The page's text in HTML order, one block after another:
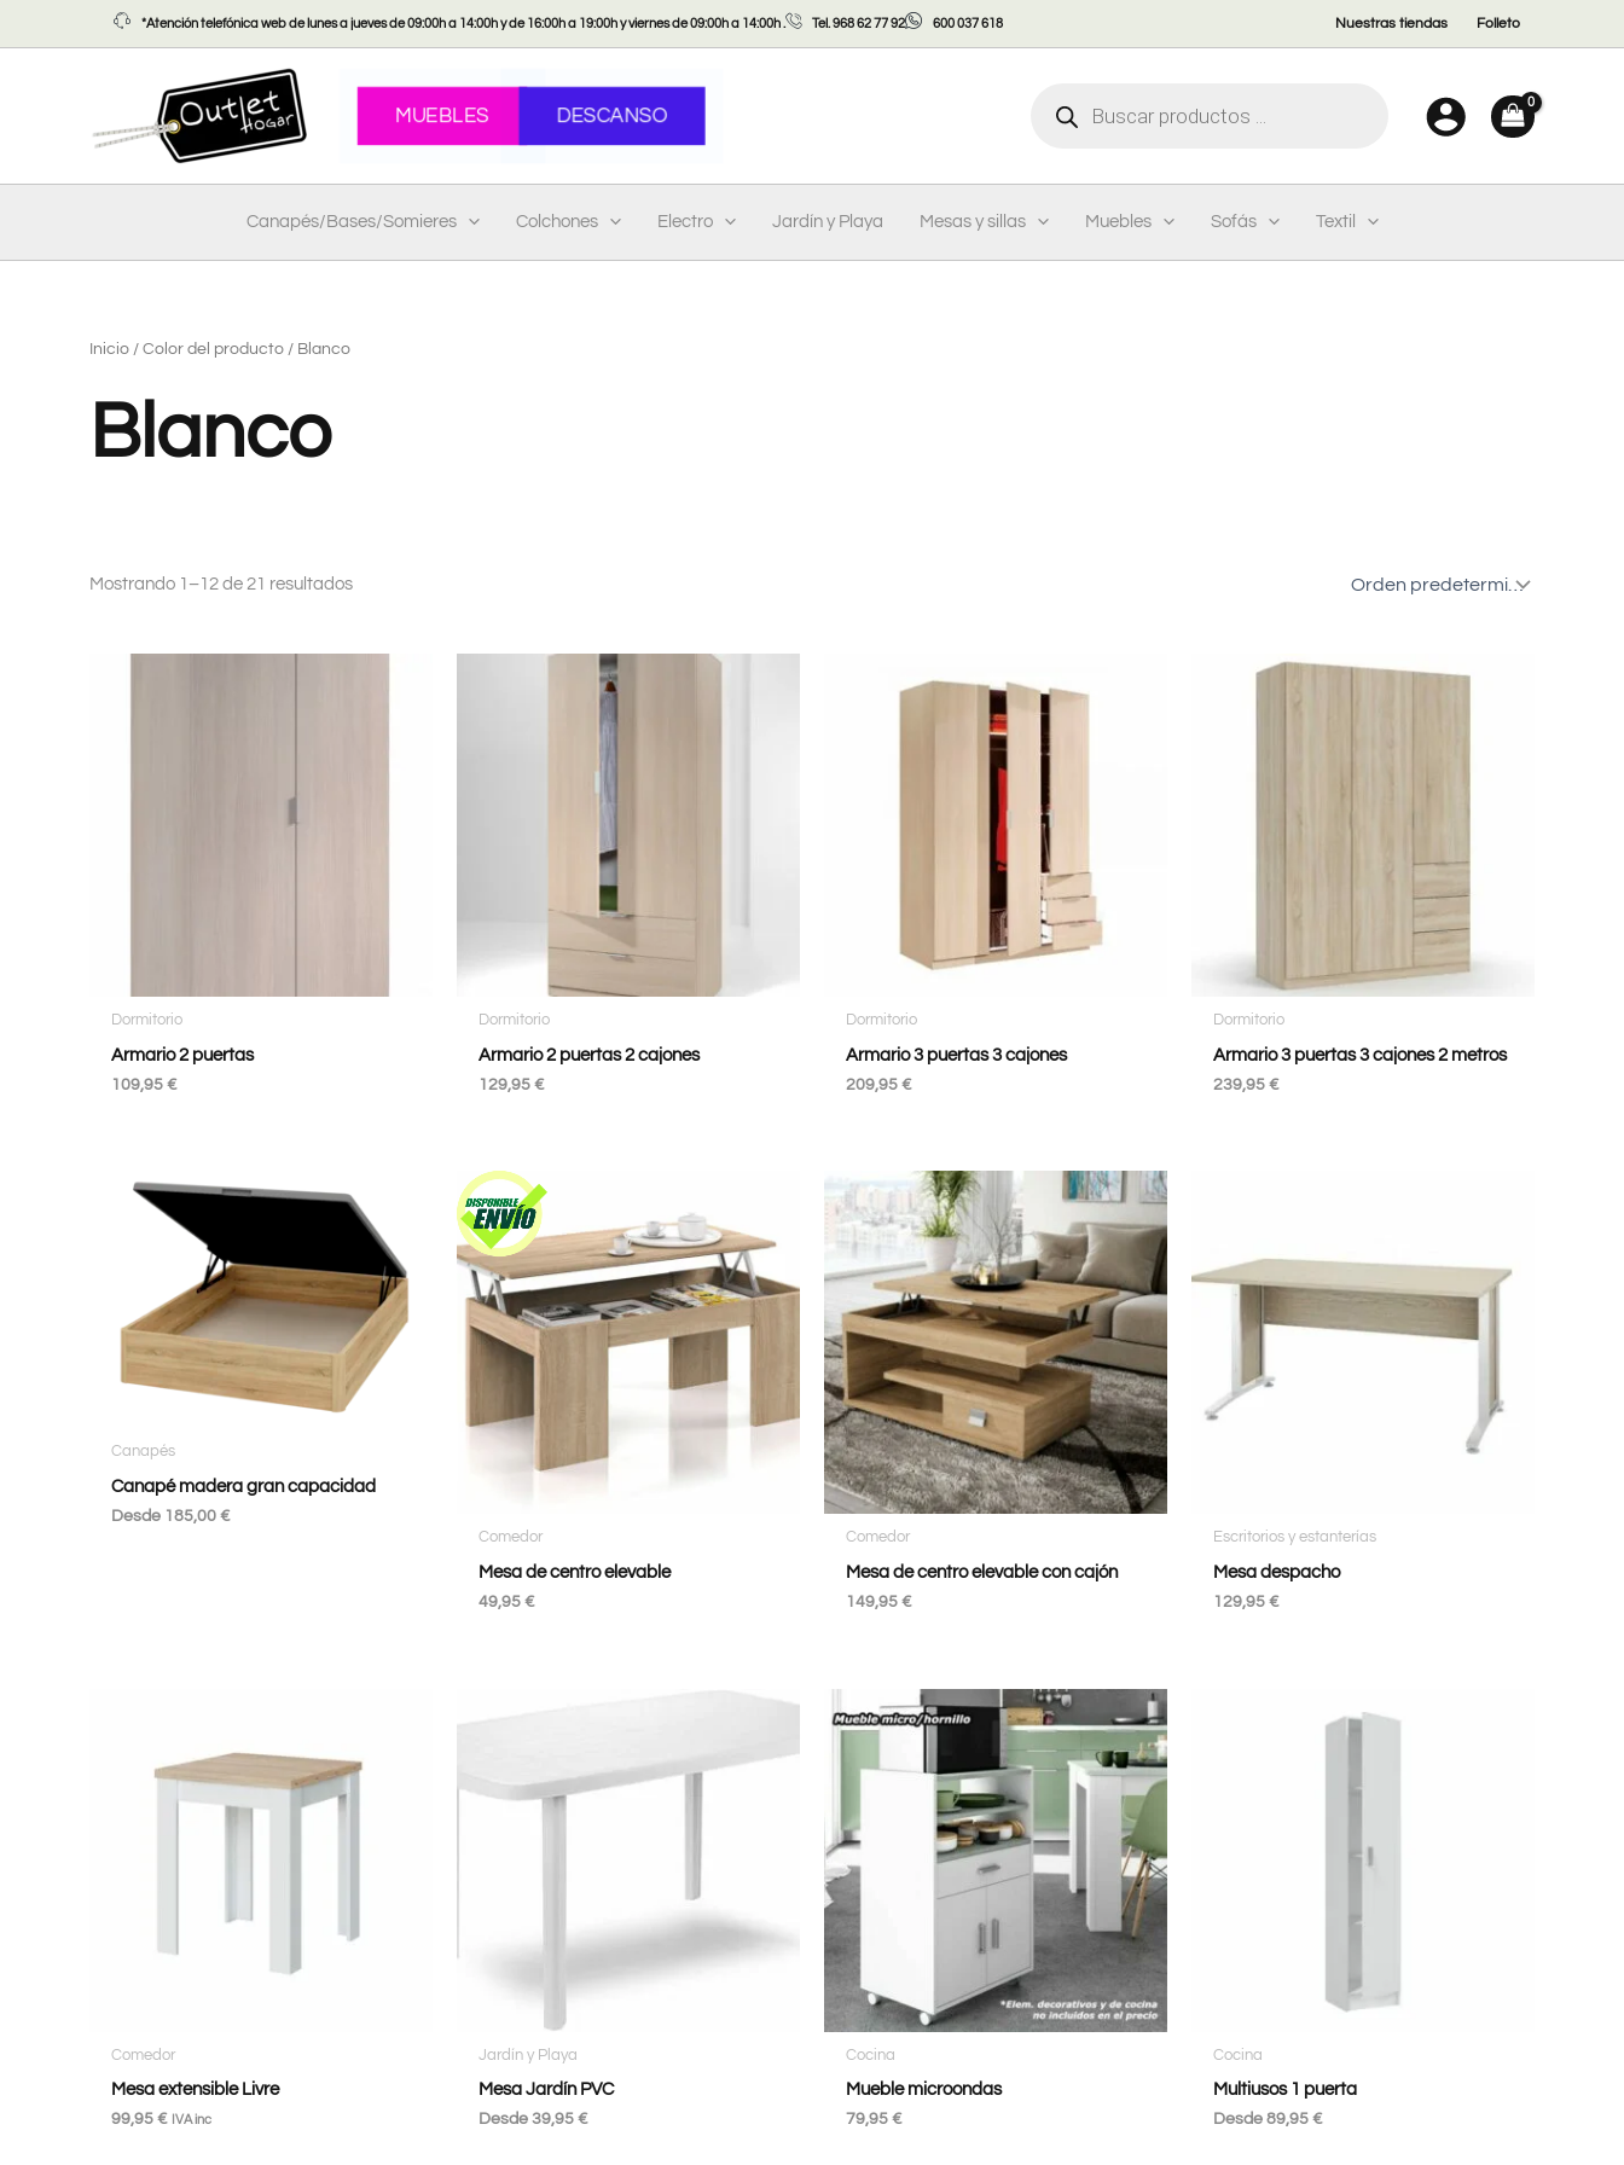
al
*Atención telefónica web de lunes a jueves de 09:00h a 14:00h y de 16:00h a 19:00h y viernes de 09:00h a 14:00h . Tel. 968 62 77 92 600 037 618 Nuestras tiendas Folleto
MUEBLES DESCANSO
Canapés/Bases/Somieres Colchones Electro Jardín y Playa Mesas y sillas Muebles Sofás Textil
Inicio / Color del producto / Blanco
Blanco
Mostrando 1–12 de 21 resultados
Dormitorio
Armario 2 puertas
109,95 €
Dormitorio
Armario 2 puertas 2 cajones
129,95 €
Dormitorio
Armario 3 puertas 3 cajones
209,95 €
Dormitorio
Armario 3 puertas 3 cajones 2 metros
239,95 €
Canapés
Canapé madera gran capacidad
Desde 185,00 €
Comedor
Mesa de centro elevable
49,95 €
Comedor
Mesa de centro elevable con cajón
149,95 €
Escritorios y estanterías
Mesa despacho
129,95 €
Comedor
Mesa extensible Livre
99,95 € IVA inc
Jardín y Playa
Mesa Jardín PVC
Desde 39,95 €
Cocina
Mueble microondas
79,95 €
Cocina
Multiusos 1 puerta
Desde 89,95 €